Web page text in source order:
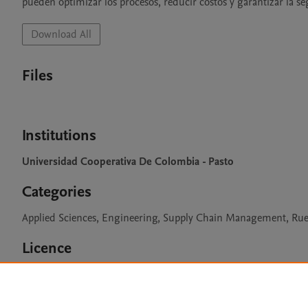
Download All
Files
Institutions
Universidad Cooperativa De Colombia - Pasto
Categories
Applied Sciences, Engineering, Supply Chain Management,
Licence